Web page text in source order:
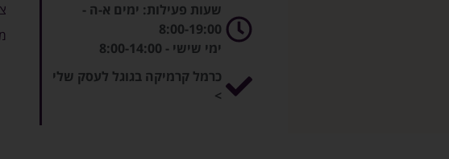
שעות פעילות: ימים א-ה -
8:00-19:00
ימי שישי - 8:00-14:00
כרמל קרמיקה בגוגל לעסק שלי
>